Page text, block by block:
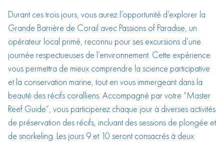
Durant ces trois jours, vous aurez l’opportunité d’explorer la
Grande Barrière de Corail avec Passions of Paradise, un
opérateur local primé, reconnu pour ses excursions d’une
journée respectueuses de l’environnement. Cette expérience
vous permettra de mieux comprendre la science participative
et la conservation marine, tout en vous immergeant dans la
beauté des récifs coralliens. Accompagné par votre “Master
Reef Guide”, vous participerez chaque jour à diverses activités
de préservation des récifs, incluant des sessions de plongée et
de snorkeling. Les jours 9 et 10 seront consacrés à deux